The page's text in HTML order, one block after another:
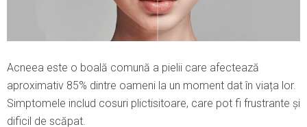
Acneea este o boală comună a pielii care afectează
aproximativ 85% dintre oameni la un moment dat în viața lor.
Simptomele includ cosuri plictisitoare, care pot fi frustrante și
dificil de scăpat.